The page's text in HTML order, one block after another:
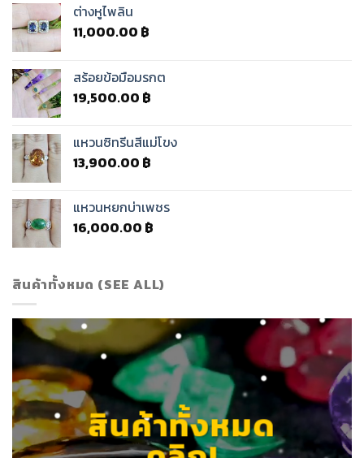
ต่างหูไพลิน
11,000.00 ฿
สร้อยข้อมือมรกต
19,500.00 ฿
แหวนซิทรีนสีแม่โขง
13,900.00 ฿
แหวนหยกบ่าเพชร
16,000.00 ฿
สินค้าทั้งหมด (SEE ALL)
สินค้าทั้งหมด